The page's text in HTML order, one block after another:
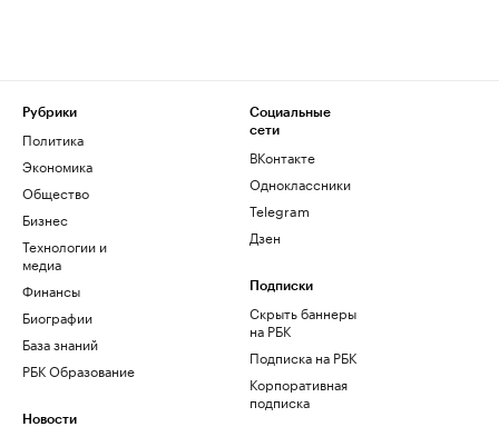
Рубрики
Политика
Экономика
Общество
Бизнес
Технологии и
медиа
Финансы
Биографии
База знаний
РБК Образование
Новости
Социальные
сети
ВКонтакте
Одноклассники
Telegram
Дзен
Подписки
Скрыть баннеры
на РБК
Подписка на РБК
Корпоративная
подписка